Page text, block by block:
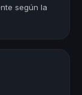
según la